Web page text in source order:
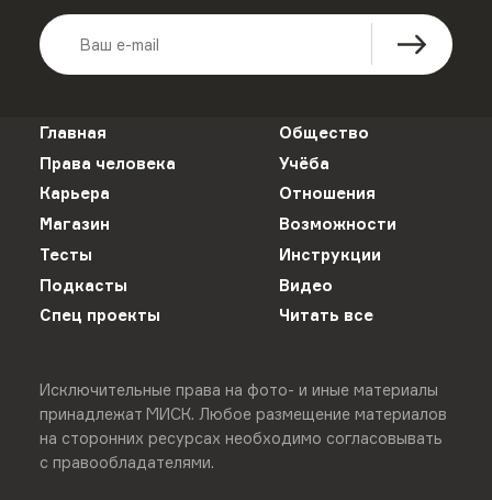
Главная
Общество
Права человека
Учёба
Карьера
Отношения
Магазин
Возможности
Тесты
Инструкции
Подкасты
Видео
Спец проекты
Читать все
Исключительные права на фото- и иные материалы
принадлежат МИСК. Любое размещение материалов
на сторонних ресурсах необходимо согласовывать
с правообладателями.